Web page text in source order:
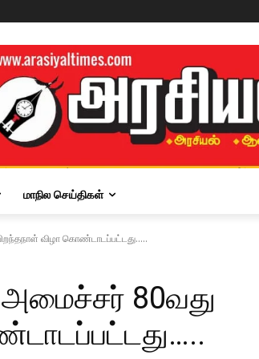
மாநில செய்திகள்
விழா கொண்டாடப்பட்டது…..
அமைச்சர் 80வது